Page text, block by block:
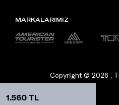
MARKALARIMIZ
Copyright © 2026 ,
1.560 TL